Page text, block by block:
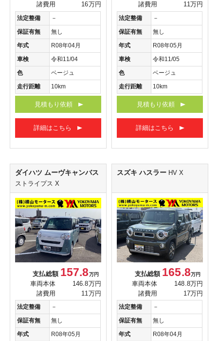
諸費用
16万円
法定整備
－
保証有無
無し
年式
R08年04月
車検
令和11/04
色
ベージュ
走行距離
10km
見積もり依頼
詳細はこちら
諸費用
11万円
法定整備
－
保証有無
無し
年式
R08年05月
車検
令和11/05
色
ベージュ
走行距離
10km
見積もり依頼
詳細はこちら
ダイハツ ムーヴキャンバス
ストライプス X
支払総額 157.8万円
車両本体
146.8万円
諸費用
11万円
法定整備
－
保証有無
無し
年式
R08年05月
スズキ ハスラー HV X
支払総額 165.8万円
車両本体
148.8万円
諸費用
17万円
法定整備
－
保証有無
無し
年式
R08年04月